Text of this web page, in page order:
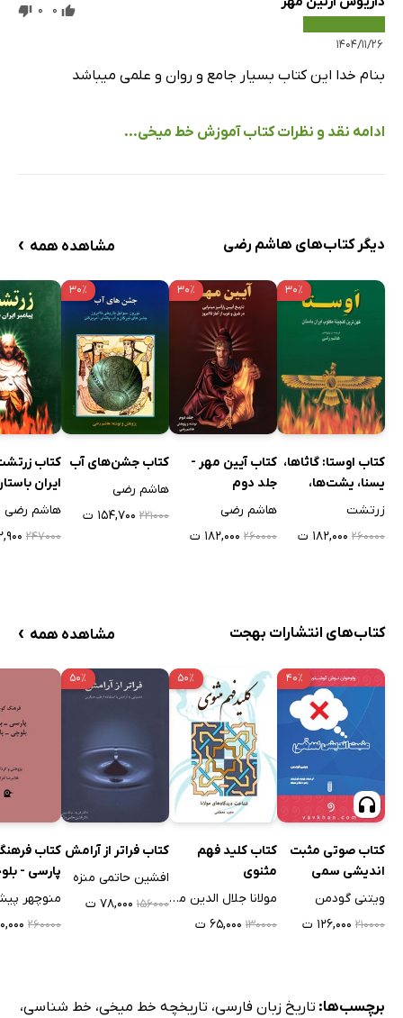
کتیبه‌ی داریوش بزرگ در بیستون DB I
کتیبه‌ی داریوش بزرگ در بیستون DB III
کتیبه‌ی خشایارشا در تخت جمشید XPb
۱۴۰۴/۱۱/۲۶
0
0
بنام خدا این کتاب بسیار جامع و روان و علمی میباشد
ادامه نقد و نظرات کتاب آموزش خط میخی...
دیگر کتاب‌های هاشم رضی مشاهده همه ›
۳۰٪
کتاب اوستا: گاثاها،
یسنا، یشت‌ها،
ویسپرد و خرده
زرتشت
۲۶۰۰۰۰ ۱۸۲,۰۰۰ ت
۳۰٪
کتاب آیین مهر -
جلد دوم
هاشم رضی
۲۶۰۰۰۰ ۱۸۲,۰۰۰ ت
۳۰٪
کتاب جشن‌های آب
هاشم رضی
۲۲۱۰۰۰ ۱۵۴,۷۰۰ ت
کتاب
ایران
هاشم رضی
۲۴۷۰۰۰
کتاب‌های انتشارات بهجت مشاهده همه ›
۴۰٪
کتاب صوتی مثبت
اندیشی سمی
ویتنی گودمن
۲۱۰۰۰۰ ۱۲۶,۰۰۰ ت
۵۰٪
کتاب کلید فهم
مثنوی
مولانا جلال الدین محمد بلخی
۱۳۰۰۰۰ ۶۵,۰۰۰ ت
۵۰٪
کتاب فراتر از آرامش
افشین حاتمی منزه
۱۵۶۰۰۰ ۷۸,۰۰۰ ت
کتاب
پارسی -
بلوچی -
منوچهر
۲۶۰۰۰۰
برچسب‌ها: تاریخ زبان فارسی، تاریخچه خط میخی، خط شناسی،